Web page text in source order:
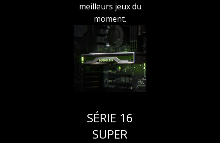
meilleurs jeux du
moment.
SÉRIE 16
SUPER